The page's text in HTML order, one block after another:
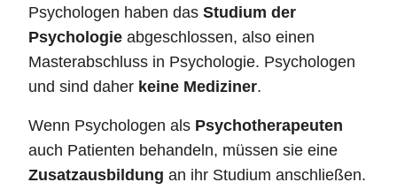
Psychologen haben das Studium der
Psychologie abgeschlossen, also einen
Masterabschluss in Psychologie. Psychologen
und sind daher keine Mediziner.
Wenn Psychologen als Psychotherapeuten
auch Patienten behandeln, müssen sie eine
Zusatzausbildung an ihr Studium anschließen.